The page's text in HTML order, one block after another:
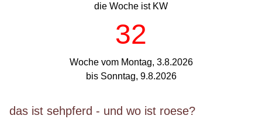
die Woche ist KW
32
Woche vom Montag, 3.8.2026
bis Sonntag, 9.8.2026
das ist sehpferd - und wo ist roese?